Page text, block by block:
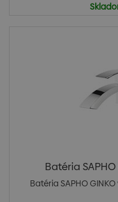
Batéria
Batéria SAPHO